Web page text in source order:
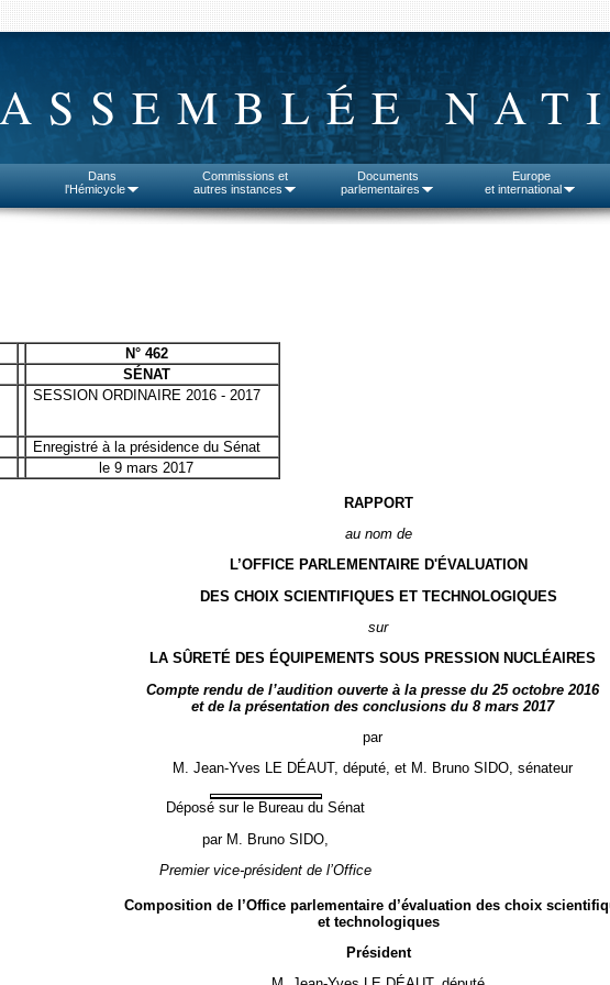
ASSEMBLÉE
Dans
l'Hémicycle
Commissions et
autres instances
Documents
parlementaires
Europe
et international
N° 462
SÉNAT
SESSION ORDINAIRE 2016 - 2017
Enregistré à la présidence du Sénat
le 9 mars 2017
RAPPORT
au nom de
L’OFFICE PARLEMENTAIRE D'ÉVALUATION
DES CHOIX SCIENTIFIQUES ET TECHNOLOGIQUES
sur
LA SÛRETÉ DES ÉQUIPEMENTS SOUS PRESSION NUCLÉAIRES
Compte rendu de l’audition ouverte à la presse du 25 octobre 2016
et de la présentation des conclusions du 8 mars 2017
par
M. Jean-Yves LE DÉAUT, député, et M. Bruno SIDO, sénateur
Déposé sur le Bureau du Sénat
par M. Bruno SIDO,
Premier vice-président de l’Office
Composition de l’Office parlementaire d’évaluation des choix
et technologiques
Président